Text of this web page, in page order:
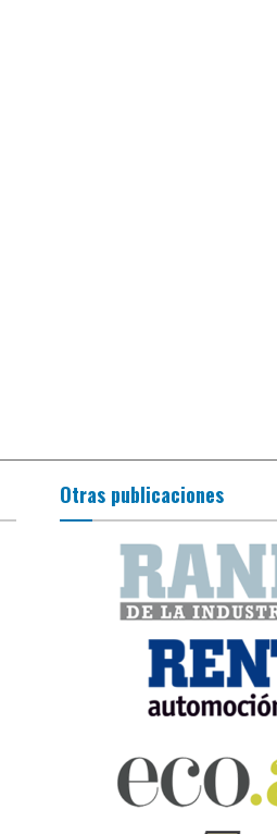
Otras publicaciones